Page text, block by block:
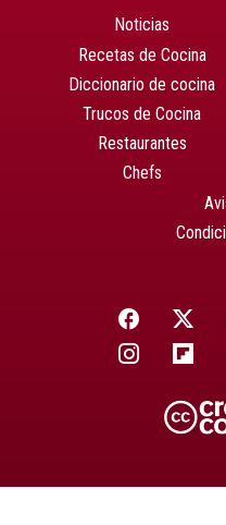
Noticias
Recetas de Cocina
Diccionario de cocina
Trucos de Cocina
Restaurantes
Chefs